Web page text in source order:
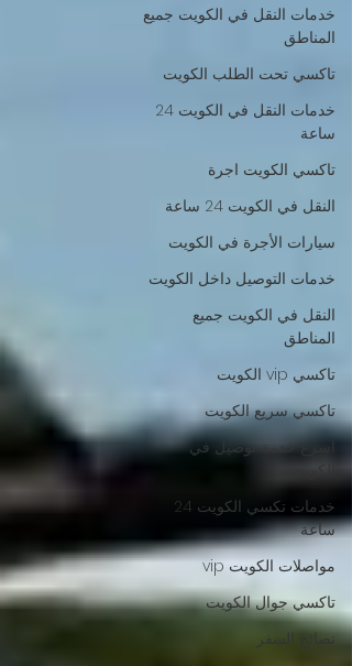
خدمات النقل في الكويت جميع
المناطق
تاكسي تحت الطلب الكويت
خدمات النقل في الكويت 24
ساعة
تاكسي الكويت اجرة
النقل في الكويت 24 ساعة
سيارات الأجرة في الكويت
خدمات التوصيل داخل الكويت
النقل في الكويت جميع
المناطق
تاكسي vip الكويت
تاكسي سريع الكويت
اسرع خدمة توصيل في
خدمات تكسي الكويت 24
ساعة
مواصلات الكويت vip
تاكسي جوال الكويت
نصائح السفر